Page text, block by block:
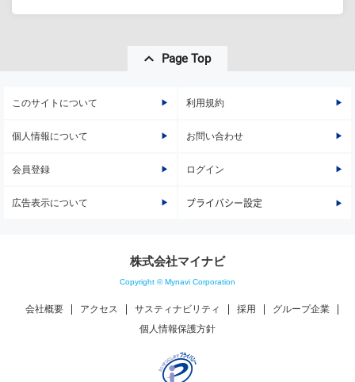
Page Top
このサイトについて 利用規約
個人情報について お問い合わせ
会員登録 ログイン
広告表示について プライバシー設定
株式会社マイナビ
Copyright © Mynavi Corporation
会社概要 アクセス サスティナビリティ 採用
グループ企業
個人情報保護方針